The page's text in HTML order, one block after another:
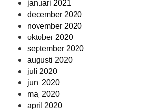
januari 2021
december 2020
november 2020
oktober 2020
september 2020
augusti 2020
juli 2020
juni 2020
maj 2020
april 2020